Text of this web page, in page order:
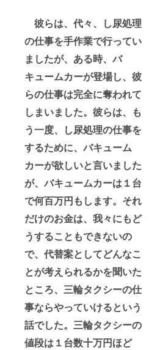
彼らは、代々、し尿処理
の仕事を手作業で行ってい
ましたが、ある時、バ
キュームカーが登場し、彼
らの仕事は完全に奪われて
しまいました。彼らは、も
う一度、し尿処理の仕事を
するために、バキューム
カーが欲しいと言いました
が、バキュームカーは１台
で何百万円もします。それ
だけのお金は、我々にもど
うすることもできないの
で、代替案としてどんなこ
とが考えられるかを聞いた
ところ、三輪タクシーの仕
事ならやっていけるという
話でした。三輪タクシーの
値段は１台数十万円ほど